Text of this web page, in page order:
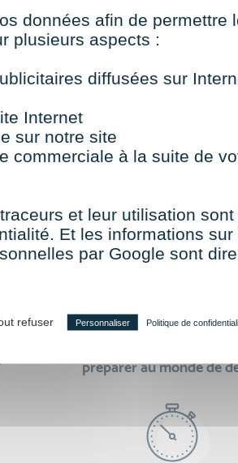
NOS FORMATIONS COURTES
VISIPLUS academy
préparer au monde de
données afin de permettre
plusieurs aspects :
diffusées sur
Internet
sur notre site
commerciale à la suite de
et leur utilisation
Et les informations
par Google sont
refuser Personnaliser Politique de